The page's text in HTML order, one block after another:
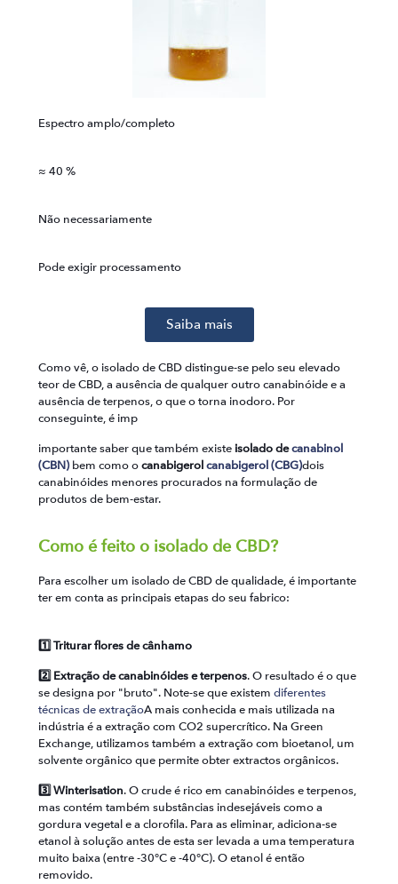
Espectro amplo/completo
≈ 40 %
Não necessariamente
Pode exigir processamento
Saiba mais
Como vê, o isolado de CBD distingue-se pelo seu elevado
teor de CBD, a ausência de qualquer outro canabinóide e a
ausência de terpenos, o que o torna inodoro. Por
conseguinte, é imp
importante saber que também existe isolado decanabinol
(CBN) bem como ocanabigerolcanabigerol (CBG)dois
canabinóides menores procurados na formulação de
produtos de bem-estar.
Como é feito o isolado de CBD?
Para escolher um isolado de CBD de qualidade, é importante
ter em conta as principais etapas do seu fabrico:
1️⃣ Triturar flores de cânhamo
2️⃣ Extração de canabinóides e terpenos. O resultado é o que
se designa por "bruto". Note-se que existem diferentes
técnicas de extraçãoA mais conhecida e mais utilizada na
indústria é a extração com CO2 supercrítico. Na Green
Exchange, utilizamos também a extração com bioetanol, um
solvente orgânico que permite obter extractos orgânicos.
3️⃣ Winterisation. O crude é rico em canabinóides e terpenos,
mas contém também substâncias indesejáveis como a
gordura vegetal e a clorofila. Para as eliminar, adiciona-se
etanol à solução antes de esta ser levada a uma temperatura
muito baixa (entre -30°C e -40°C). O etanol é então
removido.